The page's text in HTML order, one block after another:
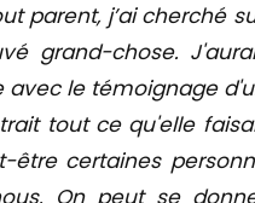
parent, j’ai cherché
grand-chose.
le témoignage
tout ce qu'elle
être certaines
On peut se